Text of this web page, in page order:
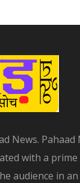
News.
with a
audience in